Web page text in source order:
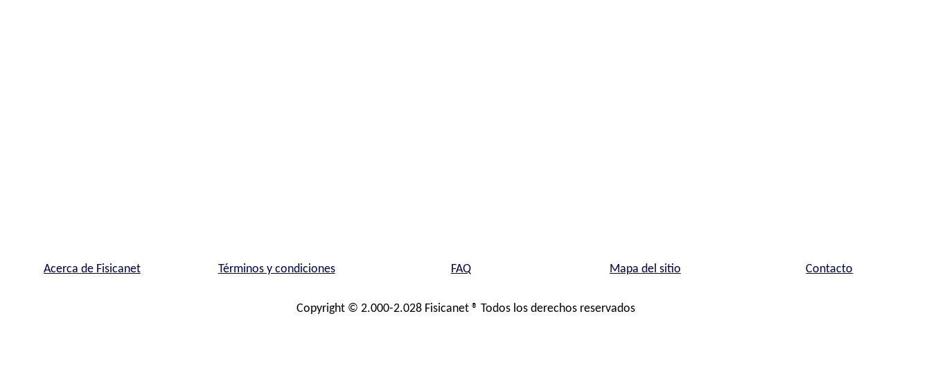
Acerca de Fisicanet Términos y condiciones FAQ Mapa del sitio Contacto
Copyright © 2.000-2.028 Fisicanet ® Todos los derechos reservados